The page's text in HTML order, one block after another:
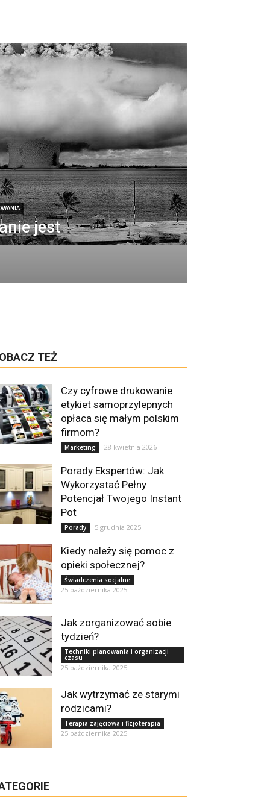
jest
TEŻ
Czy cyfrowe drukowanie
etykiet samoprzylepnych
opłaca się małym polskim
firmom?
Marketing 28 kwietnia 2026
Porady Ekspertów: Jak
Wykorzystać Pełny
Potencjał Twojego Instant
Pot
Porady 5 grudnia 2025
Kiedy należy się pomoc z
opieki społecznej?
Świadczenia socjalne
25 października 2025
Jak zorganizować sobie
tydzień?
Techniki planowania i organizacji
czasu
25 października 2025
Jak wytrzymać ze starymi
rodzicami?
Terapia zajęciowa i fizjoterapia
25 października 2025